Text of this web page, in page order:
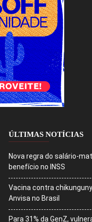
ÚLTIMAS NOTÍCIAS
Nova regra do salário-
benefício no INSS
Vacina contra
Anvisa no Brasil
Para 31% da GenZ,